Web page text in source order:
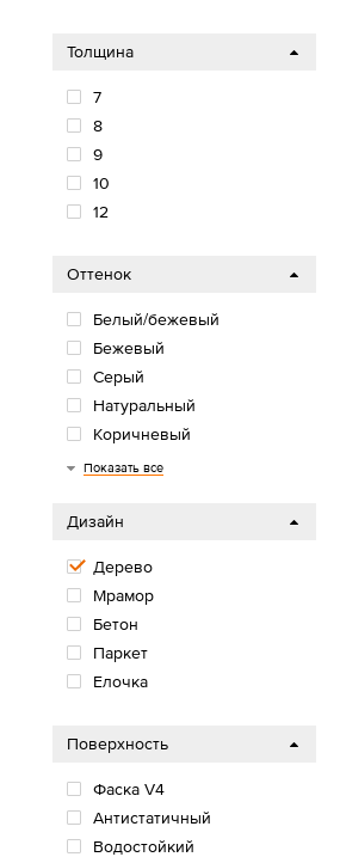
Толщина
7
8
9
10
12
Оттенок
Белый/бежевый
Бежевый
Серый
Натуральный
Коричневый
Черный
Показать все
Дизайн
Дерево
Мрамор
Бетон
Паркет
Елочка
Поверхность
Фаска V4
Антистатичный
Водостойкий